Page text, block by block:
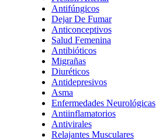
Antifúngicos
Dejar De Fumar
Anticonceptivos
Salud Femenina
Antibióticos
Migrañas
Diuréticos
Antidepresivos
Asma
Enfermedades Neurológicas
Antiinflamatorios
Antivirales
Relajantes Musculares